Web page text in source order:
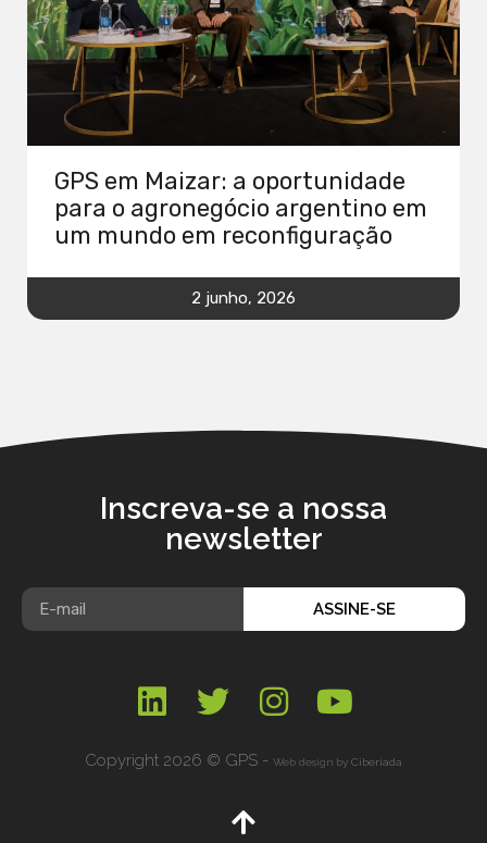
GPS em Maizar: a oportunidade
para o agronegócio argentino em
um mundo em reconfiguração
2 junho, 2026
Inscreva-se a nossa
newsletter
ASSINE-SE
Copyright 2026 © GPS - Web design by Ciberiada